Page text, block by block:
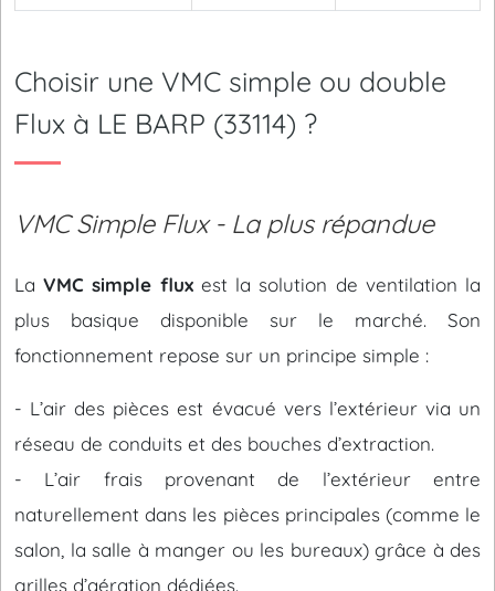
Choisir une VMC simple ou double
Flux à LE BARP (33114) ?
VMC Simple Flux - La plus répandue
LaVMC simple fluxest la solution de ventilation la
plus basique disponible sur le marché. Son
fonctionnement repose sur un principe simple :
- L’air des pièces est évacué vers l’extérieur via un
réseau de conduits et des bouches d’extraction.
- L’air frais provenant de l’extérieur entre
naturellement dans les pièces principales (comme le
salon, la salle à manger ou les bureaux) grâce à des
grilles d’aération dédiées.